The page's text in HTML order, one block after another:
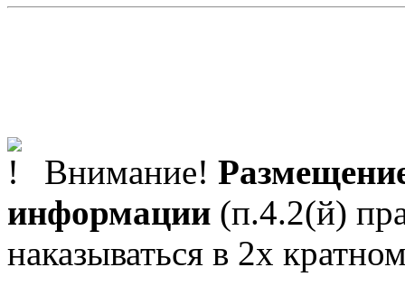
Внимание!
информации (п.4.2(й)
наказываться в 2х